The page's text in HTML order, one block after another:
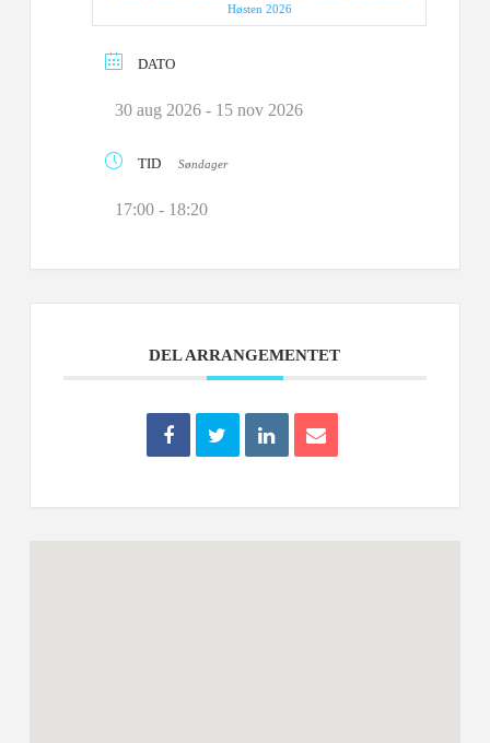
Høsten 2026
DATO
30 aug 2026 - 15 nov 2026
TID Søndager
17:00 - 18:20
DEL ARRANGEMENTET